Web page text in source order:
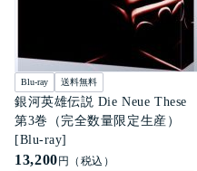
Blu-ray 送料無料
銀河英雄伝説 Die Neue These
第3巻（完全数量限定生産）
[Blu-ray]
13,200 円（税込）